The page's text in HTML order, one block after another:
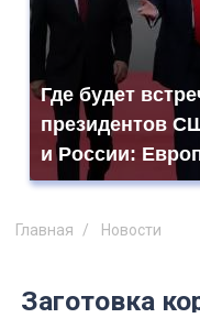
Где будет
президентов
и России:
Главная Новости
Заготовка